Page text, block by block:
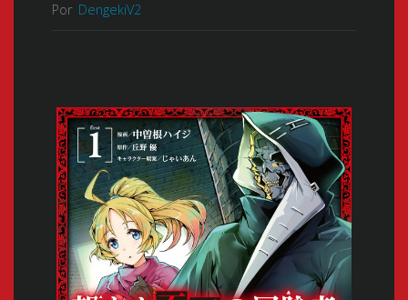
Por DengekiV2